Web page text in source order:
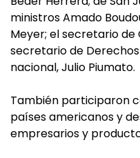
ministros Amado
Meyer; el secretario de
secretario de
nacional, Julio Piumato.
También participaron
países americanos y
empresarios y